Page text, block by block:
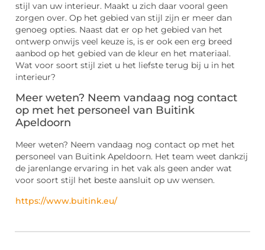
stijl van uw interieur. Maakt u zich daar vooral geen
zorgen over. Op het gebied van stijl zijn er meer dan
genoeg opties. Naast dat er op het gebied van het
ontwerp onwijs veel keuze is, is er ook een erg breed
aanbod op het gebied van de kleur en het materiaal.
Wat voor soort stijl ziet u het liefste terug bij u in het
interieur?
Meer weten? Neem vandaag nog contact
op met het personeel van Buitink
Apeldoorn
Meer weten? Neem vandaag nog contact op met het
personeel van Buitink Apeldoorn. Het team weet dankzij
de jarenlange ervaring in het vak als geen ander wat
voor soort stijl het beste aansluit op uw wensen.
https://www.buitink.eu/